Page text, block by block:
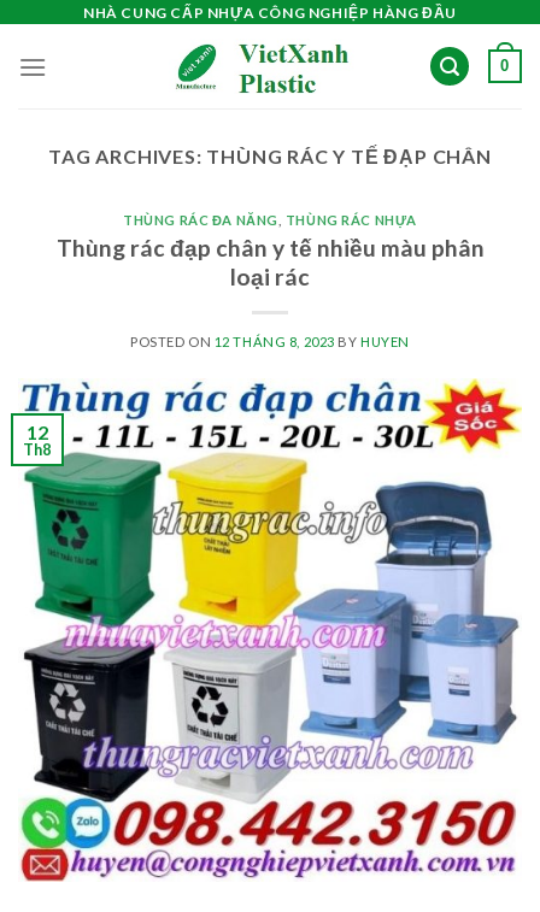
content
NHÀ CUNG CẤP NHỰA CÔNG NGHIỆP HÀNG ĐẦU
0
TAG ARCHIVES: THÙNG RÁC Y TẾ ĐẠP CHÂN
THÙNG RÁC ĐA NĂNG THÙNG RÁC NHỰA
Thùng rác đạp chân y tế nhiều màu phân
loại rác
POSTED ON 12 THÁNG 8, 2023 BY HUYEN
12
Th8